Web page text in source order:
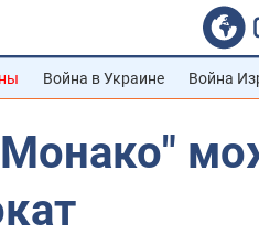
Война в Украине Война